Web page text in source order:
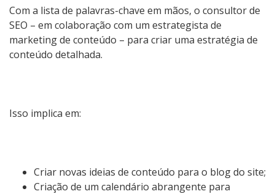
Com a lista de palavras-chave em mãos, o consultor de
SEO – em colaboração com um estrategista de
marketing de conteúdo – para criar uma estratégia de
conteúdo detalhada.
Isso implica em:
Criar novas ideias de conteúdo para o blog do site;
Criação de um calendário abrangente para